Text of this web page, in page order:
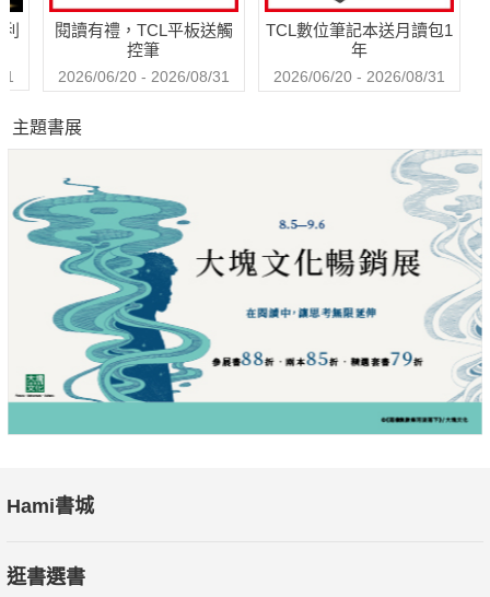
捨，再把資源重新放在更適合的位置，正是重塑企業下一個龍捲
風暴的必經之路。
Drucker）所說，「你無法掌握變化，唯一能做的是走在之前，
為變革催生。」張開雙眼，我們就有機會看到真正的自己，真正
有「捨」，才有「得」。
閱讀有禮，TCL平板送觸
控筆
2026/06/20 - 2026/08/31
TCL數位筆記本送月讀包1
年
2026/06/20 - 2026/08/31
主題書展
Hami書城
逛書選書